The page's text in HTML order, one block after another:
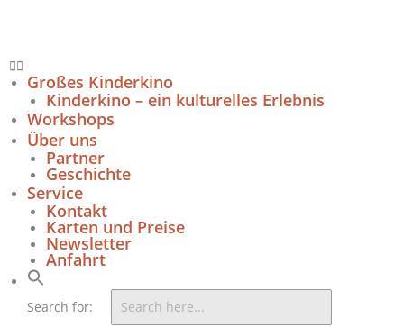
Großes Kinderkino
Kinderkino – ein kulturelles Erlebnis
Workshops
Über uns
Partner
Geschichte
Service
Kontakt
Karten und Preise
Newsletter
Anfahrt
Search for: